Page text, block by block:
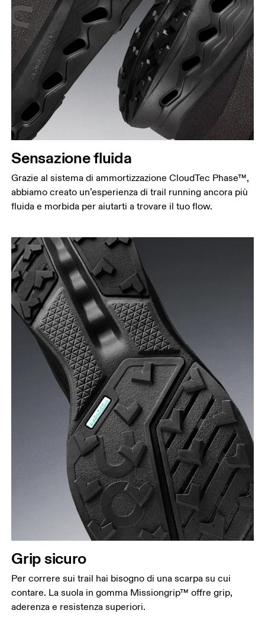
Sensazione fluida
Grazie al sistema di ammortizzazione CloudTec Phase™,
abbiamo creato un’esperienza di trail running ancora più
fluida e morbida per aiutarti a trovare il tuo flow.
Grip sicuro
Per correre sui trail hai bisogno di una scarpa su cui
contare. La suola in gomma Missiongrip™ offre grip,
aderenza e resistenza superiori.